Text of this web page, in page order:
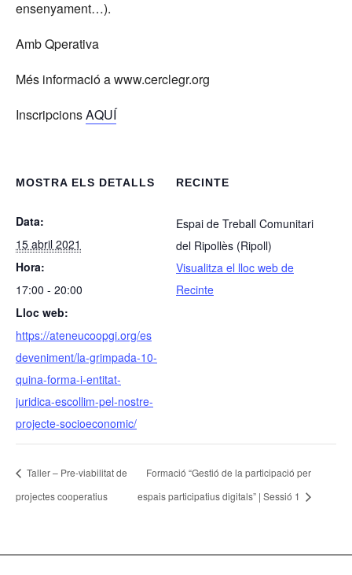
ensenyament…).
Amb Qperativa
Més informació a www.cerclegr.org
InscripcionsAQUÍ
MOSTRA ELS DETALLS
Data:
15 abril 2021
Hora:
17:00 - 20:00
Lloc web:
https://ateneucoopgi.org/es
deveniment/la-grimpada-10-
quina-forma-i-entitat-
juridica-escollim-pel-nostre-
projecte-socioeconomic/
RECINTE
Espai de Treball Comunitari
del Ripollès (Ripoll)
Visualitza el lloc web de
Recinte
Taller – Pre-viabilitat de
projectes cooperatius
Formació “Gestió de la participació per
espais participatius digitals” | Sessió 1